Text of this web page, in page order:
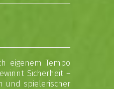
eigenem Tempo
Sicherheit –
und spielerischer